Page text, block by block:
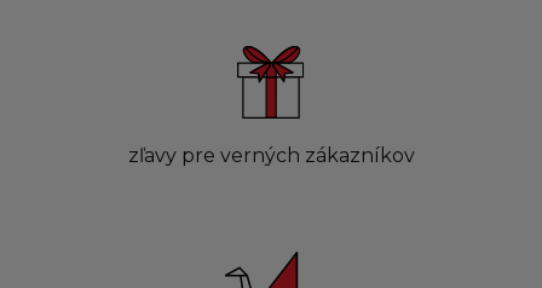
zľavy pre verných zákazníkov